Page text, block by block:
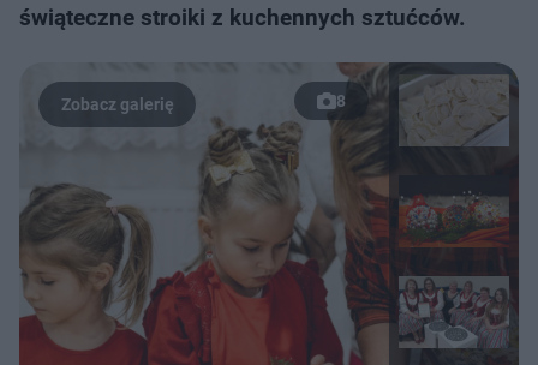
świąteczne stroiki z kuchennych sztućców.
8